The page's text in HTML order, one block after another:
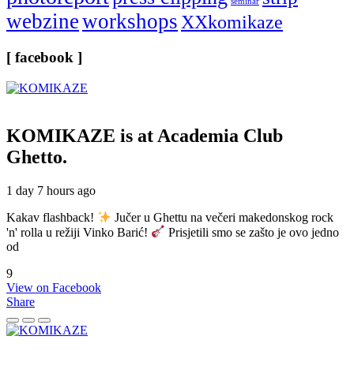
webzineworkshopsXXkomikaze
[ facebook ]
KOMIKAZE is at Academia Club
Ghetto.
1 day 7 hours ago
Kakav flashback!
Jučer u Ghettu na večeri makedonskog rock
'n' rolla u režiji Vinko Barić!
Prisjetili smo se zašto je ovo jedno
od
9
View on Facebook
Share